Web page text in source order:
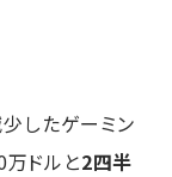
したゲーミン
ドルと2四半